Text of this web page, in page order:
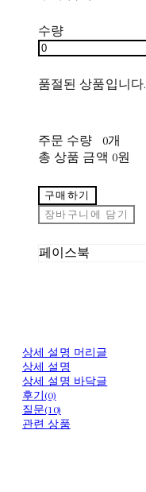
수량
품절된 상품입니다.
주문 수량
0개
총 상품 금액 0원
구매하기
장바구니에 담기
페이스북
상세 설명 머리글
상세 설명
상세 설명 바닥글
후기(0)
질문(10)
관련 상품